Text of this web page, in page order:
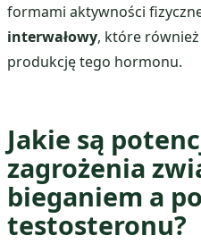
formami aktywności
interwałowy, które
produkcję tego hormonu.
Jakie są
zagrożenia
bieganiem a
testosteronu?